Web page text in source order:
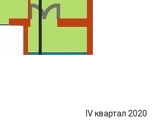
IV квартал 2020